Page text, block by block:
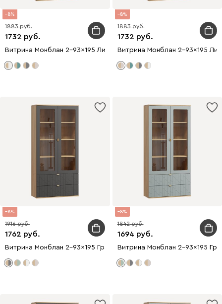
8
1732
1883
Витрина Монблан 2-93x195 Линии Белый
8
1732
1883
Витрина Монблан 2-93x195
8
1762
1916
Витрина Монблан 2-93x195 Грань Графитовый
8
1694
1842
Витрина Монблан 2-93x195